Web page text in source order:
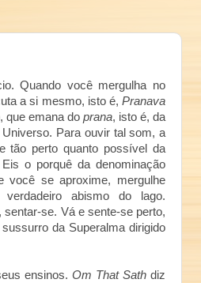
Quando você mergulha no
a si mesmo, isto é, Pranava
que emana do prana, isto é, da
Para ouvir tal som, a
tão perto quanto possível da
o porquê da denominação
você se aproxime, mergulhe
verdadeiro abismo do lago.
sentar-se. Vá e sente-se perto,
da Superalma dirigido
ensinos.Om That Sathdiz